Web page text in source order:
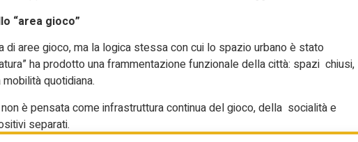
“area gioco”
di aree gioco, ma la logica stessa con cui lo spazio urbano è stato
ha prodotto una frammentazione funzionale della città: spazi chiusi,
quotidiana.
è pensata come infrastruttura continua del gioco, della socialità e
separati.